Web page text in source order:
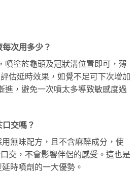
次用多少？
噴塗於龜頭及冠狀溝位置即可，薄
估延時效果，如覺不足可下次增加
進，避免一次噴太多導致敏感度過
交嗎？
無味配方，且不含麻醉成分，使
交，不會影響伴侶的感受。這也是
時噴劑的一大優勢。